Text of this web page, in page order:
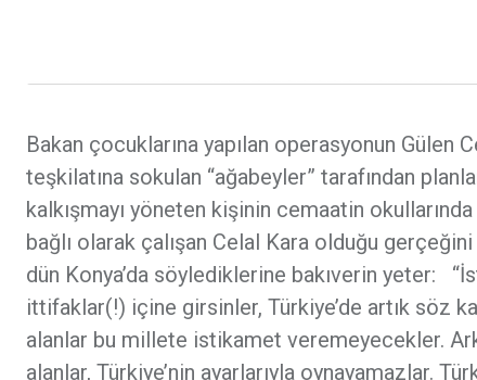
Bakan çocuklarına yapılan operasyonun
teşkilatına sokulan “ağabeyler” tarafından
kalkışmayı yöneten kişinin cemaatin
bağlı olarak çalışan Celal Kara olduğu
dün Konya’da söylediklerine bakıverin yeter:
ittifaklar(!) içine girsinler, Türkiye’de artık söz
alanlar bu millete istikamet veremeyecekler.
alanlar, Türkiye’nin ayarlarıyla oynayamazlar.